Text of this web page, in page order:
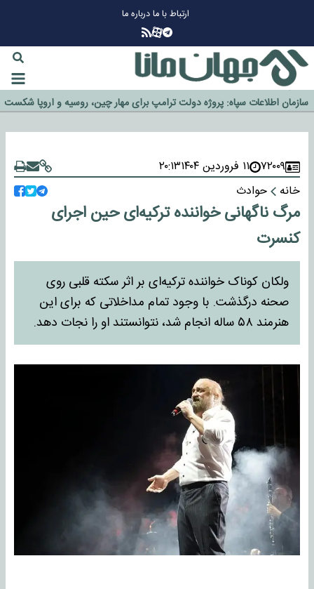
ارتباط با مادرباره ما
گزینه جدایی اوسمار روی میز مدیران پرسپولیس
آیا رئیس جمهور آمریکا قانون را دور می‌زند؟
اخراج رسمی چهره نامدار از پرسپولیس
سازمان اطلاعات سپاه: پروژه دولت ترامپ برای مهار چین، روسیه و اروپا شکست
خورد
۷۲۰۰۹ ۱۱ فروردین ۱۴۰۴
۲۰:۱۳
خانه
حوادث
مرگ ناگهانی خواننده ترکیه‌ای حین اجرای
کنسرت
ولکان کوناک خواننده ترکیه‌ای بر اثر سکته قلبی روی
صحنه درگذشت. با وجود تمام مداخلاتی که برای این
هنرمند ۵۸ ساله انجام شد، نتوانستند او را نجات دهد.